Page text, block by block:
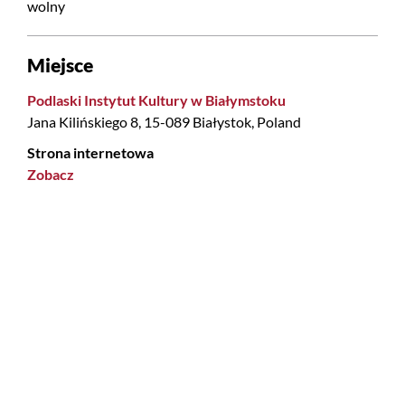
wolny
Miejsce
Podlaski Instytut Kultury w Białymstoku
Jana Kilińskiego 8, 15-089 Białystok, Poland
Strona internetowa
Zobacz